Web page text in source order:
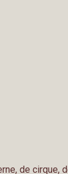
de cirque,